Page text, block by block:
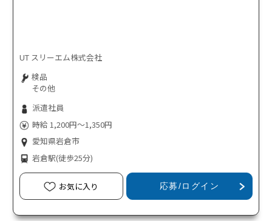
UT スリーエム株式会社
検品
その他
派遣社員
時給 1,200円～1,350円
愛知県岩倉市
岩倉駅(徒歩25分)
お気に入り 応募/ログイン